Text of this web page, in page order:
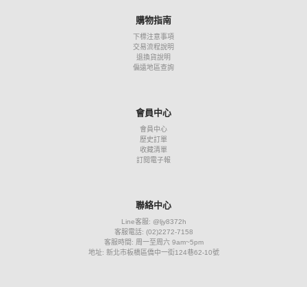
購物指南
下標注意事項
交易流程說明
退換貨說明
偏遠地區查詢
會員中心
會員中心
歷史訂單
收藏清單
訂閱電子報
聯絡中心
Line客服: @ljy8372h
客服電話: (02)2272-7158
客服時間: 周一至周六 9am~5pm
地址: 新北市板橋區僑中一街124巷62-10號